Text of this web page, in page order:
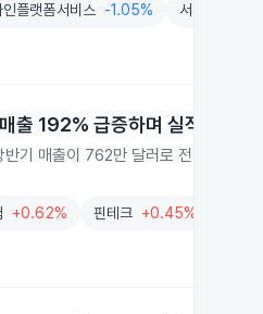
인플랫폼서비스 -1.05% 서비스
출 192% 급증하며 실적 개선
기 매출이 762만 달러로 전년 대비
+0.62% 핀테크 +0.45%